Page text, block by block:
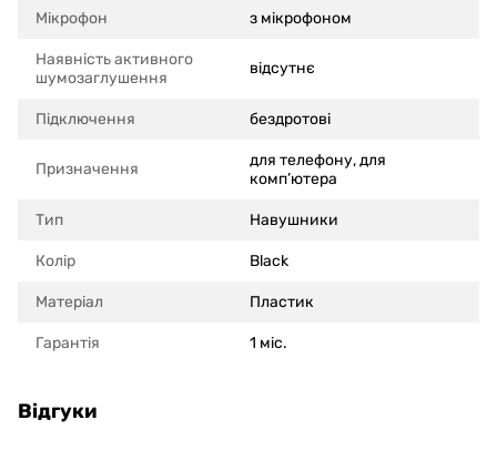
Мікрофон з мікрофоном
Наявність активного
шумозаглушення
відсутнє
Підключення бездротові
Призначення
для телефону, для
комп’ютера
Тип Навушники
Колір Black
Матеріал Пластик
Гарантія 1 міс.
Відгуки